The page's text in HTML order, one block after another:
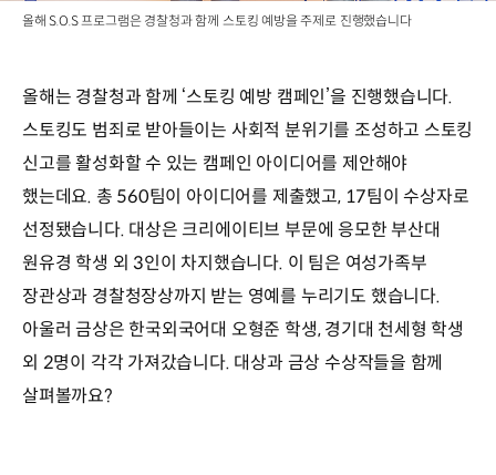
올해 S.O.S 프로그램은 경찰청과 함께 스토킹 예방을 주제로 진행했습니다
올해는 경찰청과 함께 ‘스토킹 예방 캠페인’을 진행했습니다.
스토킹도 범죄로 받아들이는 사회적 분위기를 조성하고 스토킹
신고를 활성화할 수 있는 캠페인 아이디어를 제안해야
했는데요. 총 560팀이 아이디어를 제출했고, 17팀이 수상자로
선정됐습니다. 대상은 크리에이티브 부문에 응모한 부산대
원유경 학생 외 3인이 차지했습니다. 이 팀은 여성가족부
장관상과 경찰청장상까지 받는 영예를 누리기도 했습니다.
아울러 금상은 한국외국어대 오형준 학생, 경기대 천세형 학생
외 2명이 각각 가져갔습니다. 대상과 금상 수상작들을 함께
살펴볼까요?